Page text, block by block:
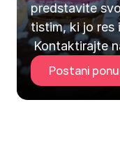
predstavite
tistim, ki jo res
Kontaktirajte
Postani